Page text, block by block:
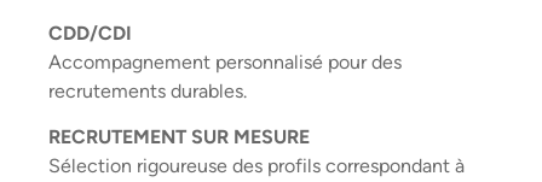
CDD/CDI
Accompagnement personnalisé pour des
recrutements durables.
RECRUTEMENT SUR MESURE
Sélection rigoureuse des profils correspondant à